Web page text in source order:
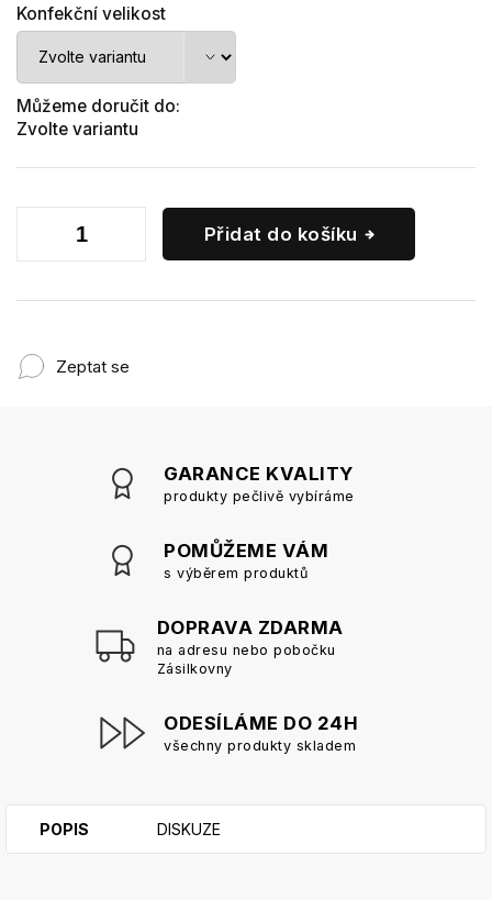
Konfekční velikost
Můžeme doručit do:
Zvolte variantu
Přidat do košíku
Zeptat se
GARANCE KVALITY
produkty pečlivě vybíráme
POMŮŽEME VÁM
s výběrem produktů
DOPRAVA ZDARMA
na adresu nebo pobočku
Zásilkovny
ODESÍLÁME DO 24H
všechny produkty skladem
POPIS DISKUZE